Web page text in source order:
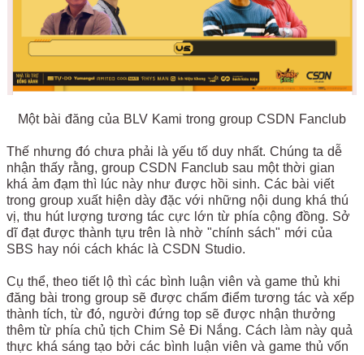
Một bài đăng của BLV Kami trong group CSDN Fanclub
Thế nhưng đó chưa phải là yếu tố duy nhất. Chúng ta dễ
nhận thấy rằng, group CSDN Fanclub sau một thời gian
khá ảm đạm thì lúc này như được hồi sinh. Các bài viết
trong group xuất hiện dày đặc với những nội dung khá thú
vị, thu hút lượng tương tác cực lớn từ phía cộng đồng. Sở
dĩ đạt được thành tựu trên là nhờ "chính sách" mới của
SBS hay nói cách khác là CSDN Studio.
Cụ thể, theo tiết lộ thì các bình luận viên và game thủ khi
đăng bài trong group sẽ được chấm điểm tương tác và xếp
thành tích, từ đó, người đứng top sẽ được nhận thưởng
thêm từ phía chủ tịch Chim Sẻ Đi Nắng. Cách làm này quả
thực khá sáng tạo bởi các bình luận viên và game thủ vốn